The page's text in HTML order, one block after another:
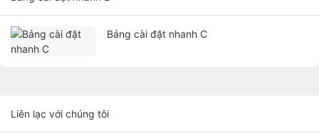
Bảng cài đặt nhanh C
Liên lạc với chúng tôi